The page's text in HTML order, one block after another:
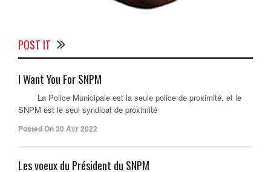
POST IT
I Want You For SNPM
La Police Municipale est la seule police de proximité, et le
SNPM est le seul syndicat de proximité
Posted On 30 Avr 2022
Les voeux du Président du SNPM